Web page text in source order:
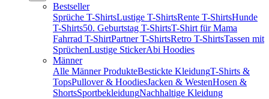
Bestseller
Sprüche T-ShirtsLustige T-ShirtsRente T-ShirtsHunde
T-Shirts50. Geburtstag T-ShirtsT-Shirt für Mama
Fahrrad T-ShirtPartner T-ShirtsRetro T-ShirtsTassen mit
SprüchenLustige StickerAbi Hoodies
Männer
Alle Männer ProdukteBestickte KleidungT-Shirts &
TopsPullover & HoodiesJacken & WestenHosen &
ShortsSportbekleidungNachhaltige Kleidung